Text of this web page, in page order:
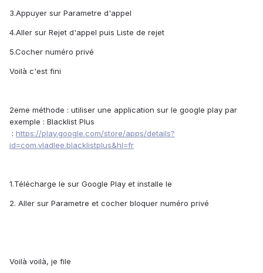
3.Appuyer sur Parametre d'appel
4.Aller sur Rejet d'appel puis Liste de rejet
5.Cocher numéro privé
Voilà c'est fini
2eme méthode : utiliser une application sur le google play par
exemple : Blacklist Plus
: https://play.google.com/store/apps/details?
id=com.vladlee.blacklistplus&hl=fr
1.Télécharge le sur Google Play et installe le
2. Aller sur Parametre et cocher bloquer numéro privé
Voilà voilà, je file